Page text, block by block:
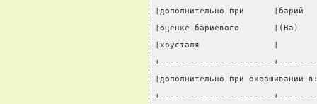
¦дополнительно при
¦оценке бариевого
¦хрусталя               ¦
+-----------------------
¦дополнительно при
+-----------------------